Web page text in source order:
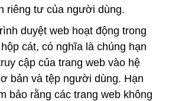
riêng tư của người dùng.
duyệt web hoạt động trong
cát, có nghĩa là chúng hạn
cập của trang web vào hệ
bản và tệp người dùng. Hạn
bảo rằng các trang web không